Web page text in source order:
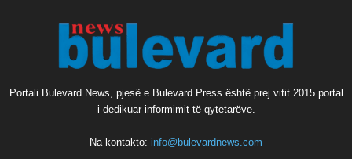
Portali Bulevard News, pjesë e Bulevard Press është prej vitit 2015 portal
i dedikuar informimit të qytetarëve.
Na kontakto: info@bulevardnews.com